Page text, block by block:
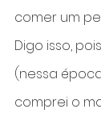
comer um
Digo isso,
(nessa
comprei o